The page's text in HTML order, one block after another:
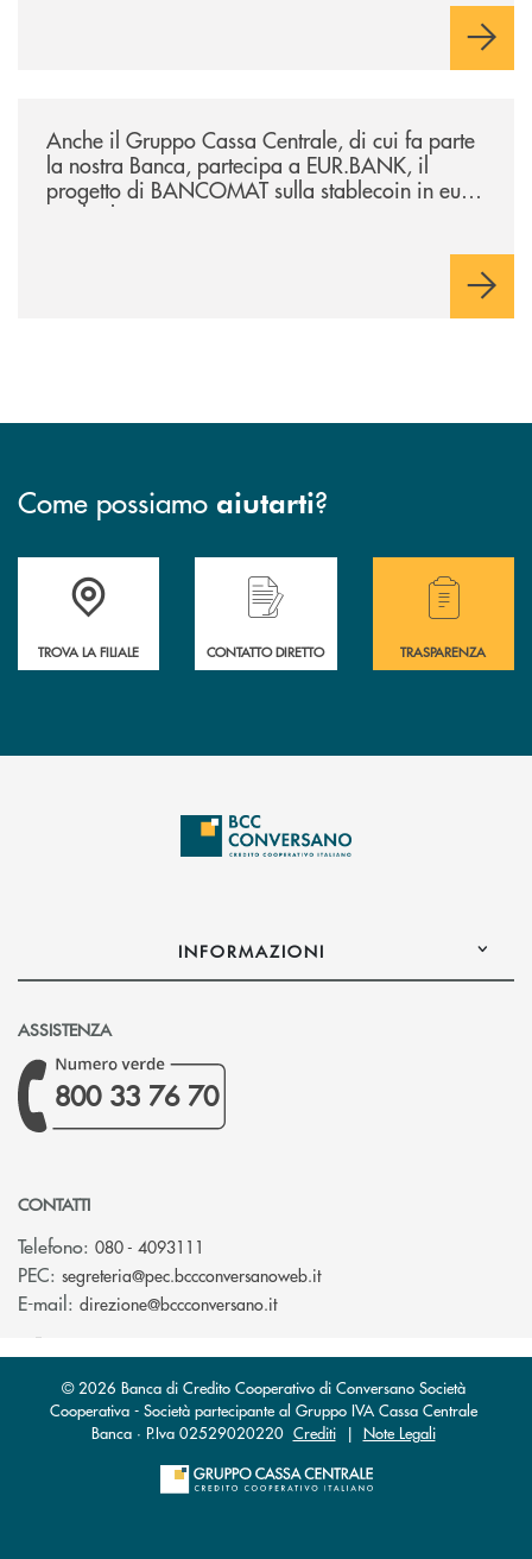
negoziazione esclusiva per la finalizzazione dell’operazione.
Anche il Gruppo Cassa Centrale, di cui fa parte
la nostra Banca, partecipa a EUR.BANK, il
progetto di BANCOMAT sulla stablecoin in euro
e sul relativo ecosistema
Come possiamo aiutarti?
Accedi all' elenco completo delle filiali della Bcc.
TROVA LA FILIALE
Hai bisogno di assistenza immediata?
CONTATTO DIRETTO
Hai bisogno di
TRASPARENZA
INFORMAZIONI
ASSISTENZA
800 33 76 70
CONTATTI
Telefono: 080 - 4093111
PEC: segreteria@pec.bccconversanoweb.it(si apre l’app di posta
E-mail: direzione@bccconversano.it(si apre l’app di posta
© 2026 Banca di Credito Cooperativo di Conversano Società
Cooperativa - Società partecipante al Gruppo IVA Cassa Centrale
Banca · P.Iva 02529020220 Crediti| Note Legali